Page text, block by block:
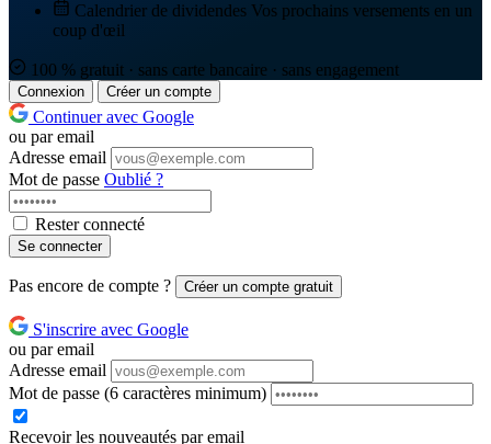
Calendrier de dividendes Vos prochains versements en un
coup d'œil
100 % gratuit · sans carte bancaire · sans engagement
Connexion Créer un compte
Continuer avec Google
ou par email
Adresse email
Mot de passe Oublié ?
Rester connecté
Se connecter
Pas encore de compte ? Créer un compte gratuit
S'inscrire avec Google
ou par email
Adresse email
Mot de passe (6 caractères minimum)
Recevoir les nouveautés par email